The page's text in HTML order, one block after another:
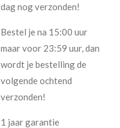
dag nog verzonden!
Bestel je na 15:00 uur
maar voor 23:59 uur, dan
wordt je bestelling de
volgende ochtend
verzonden!
1 jaar garantie